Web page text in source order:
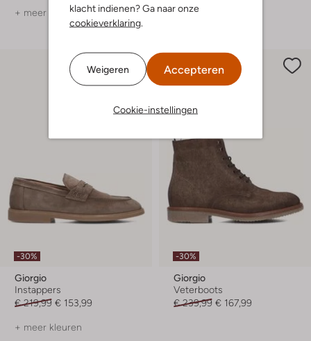
klacht indienen? Ga naar onze
cookieverklaring.
Weigeren Accepteren
Cookie-instellingen
+ meer kleuren + meer kleuren
-30%
Giorgio
Instappers
€ 219,99 € 153,99
+ meer kleuren
-30%
Giorgio
Veterboots
€ 239,99 € 167,99